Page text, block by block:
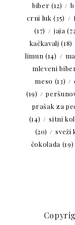
biber (12)
crni luk (35)
(17)
jaja
kačkavalj (18)
limun (14)
mleveni
meso (13)
(19)
prašak za
(14)
sitni
(20)
sveži
čokolada (19)